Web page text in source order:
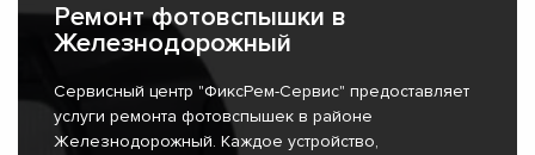
Ремонт фотовспышки в
Железнодорожный
Сервисный центр "ФиксРем-Сервис" предоставляет
услуги ремонта фотовспышек в районе
Железнодорожный. Каждое устройство,